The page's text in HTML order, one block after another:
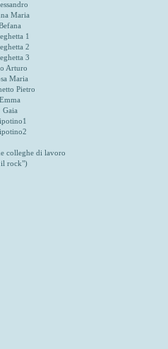
Maria
1
2
3
Arturo
Maria
Pietro
Emma
Gaia
colleghe di lavoro
il rock")